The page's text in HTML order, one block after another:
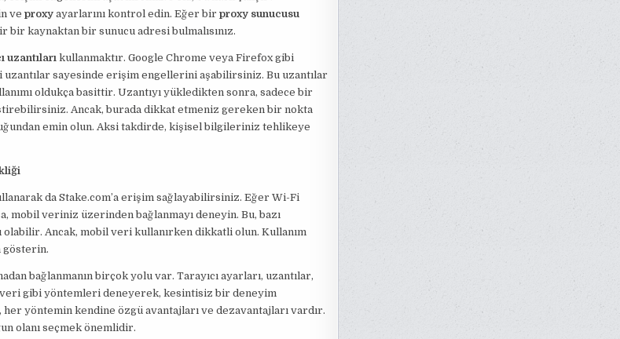
ve proxyayarlarını kontrol edin. Eğer bir proxy sunucusu
kaynaktan bir sunucu adresi bulmalısınız.
uzantılarıkullanmaktır. Google Chrome veya Firefox gibi
uzantılar sayesinde erişim engellerini aşabilirsiniz. Bu uzantılar
oldukça basittir. Uzantıyı yükledikten sonra, sadece bir
Ancak, burada dikkat etmeniz gereken bir nokta
emin olun. Aksi takdirde, kişisel bilgileriniz tehlikeye
da Stake.com’a erişim sağlayabilirsiniz. Eğer Wi-Fi
mobil veriniz üzerinden bağlanmayı deneyin. Bu, bazı
olabilir. Ancak, mobil veri kullanırken dikkatli olun. Kullanım
gösterin.
bağlanmanın birçok yolu var. Tarayıcı ayarları, uzantılar,
gibi yöntemleri deneyerek, kesintisiz bir deneyim
yöntemin kendine özgü avantajları ve dezavantajları vardır.
olanı seçmek önemlidir.